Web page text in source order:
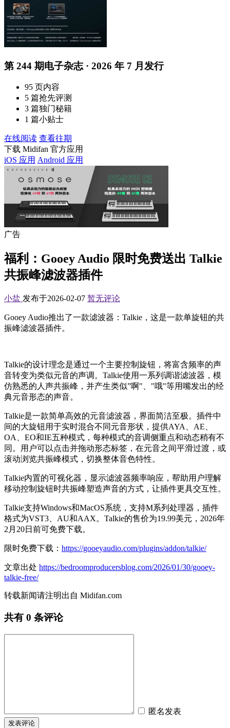
第 244 期电子杂志 · 2026 年 7 月发行
95 页内容
5 篇抢先评测
3 篇独门秘籍
1 篇小贴士
在线阅读 查看往期
下载 Midifan 官方应用
iOS 应用 Android 应用
广告
福利：Gooey Audio 限时免费送出 Talkie
共振峰滤波器插件
小盐 发布于2026-02-07 暂无评论
Gooey Audio推出了一款滤波器：Talkie，这是一款单旋钮的共
振峰滤波器插件。
Talkie的设计理念是通过一个主要控制旋钮，将富含频率的声
音转变为类似元音的声调。Talkie使用一系列调谐滤波器，模
仿熟悉的人声共振峰，并产生类似”啊"、"哦"等用嘴发出的经
典元音形态的声音。
Talkie是一款简单高效的元音滤波器，界面简洁至极。插件中
间的大旋钮用于实时混合不同元音形状，提供AYA、AE、
OA、EO和IE五种模式，每种模式的音调侧重点和动态稍有不
同。用户可以点击并拖动形态标签，在元音之间平滑过渡，或
滚动浏览共振峰模式，切换整体音色特性。
Talkie内置的可视化器，显示滤波器频率响应，帮助用户理解
移动控制旋钮时共振峰塑造声音的方式，让插件更具交互性。
Talkie支持Windows和MacOS系统，支持M系列处理器，插件
格式为VST3、AU和AAX。Talkie的售价为19.99美元，2026年
2月20日前可免费下载。
限时免费下载： https://gooeyaudio.com/plugins/addon/talkie/
文章出处 https://bedroomproducersblog.com/2026/01/30/gooey-
talkie-free/
转载新闻请注明出自 Midifan.com
共有 0 条评论
匿名发表